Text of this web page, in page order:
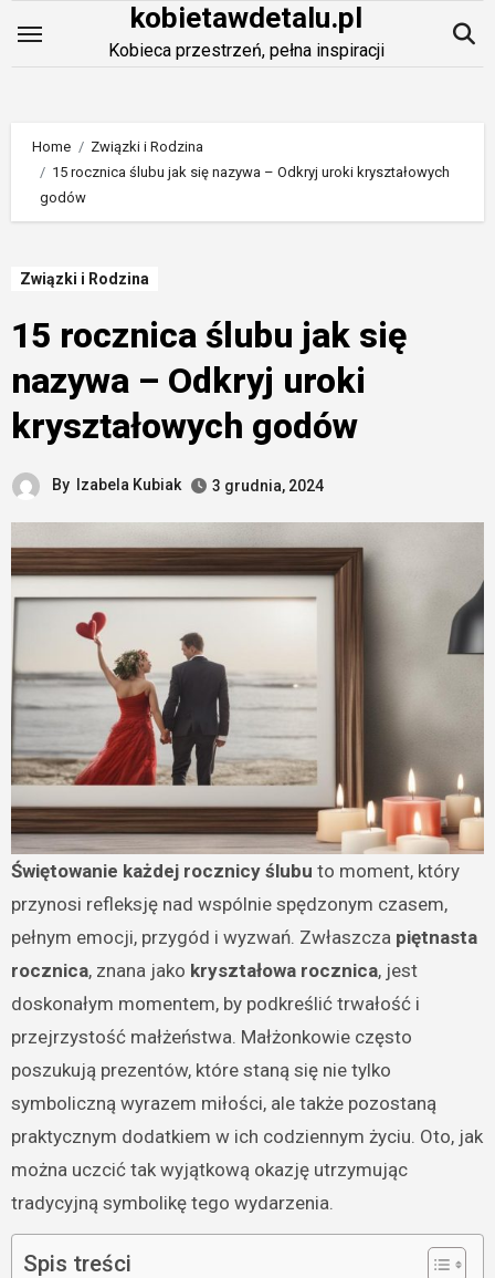
kobietawdetalu.pl
Kobieca przestrzeń, pełna inspiracji
Home
Związki i Rodzina
15 rocznica ślubu jak się nazywa – Odkryj uroki kryształowych
godów
Związki i Rodzina
15 rocznica ślubu jak się
nazywa – Odkryj uroki
kryształowych godów
By Izabela Kubiak 3 grudnia, 2024
Świętowanie każdej rocznicy ślubu to moment, który
przynosi refleksję nad wspólnie spędzonym czasem,
pełnym emocji, przygód i wyzwań. Zwłaszcza piętnasta
rocznica, znana jako kryształowa rocznica, jest
doskonałym momentem, by podkreślić trwałość i
przejrzystość małżeństwa. Małżonkowie często
poszukują prezentów, które staną się nie tylko
symboliczną wyrazem miłości, ale także pozostaną
praktycznym dodatkiem w ich codziennym życiu. Oto, jak
można uczcić tak wyjątkową okazję utrzymując
tradycyjną symbolikę tego wydarzenia.
Spis treści